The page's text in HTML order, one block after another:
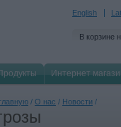
English
В корзине
Интернет
/ О нас / Новости /